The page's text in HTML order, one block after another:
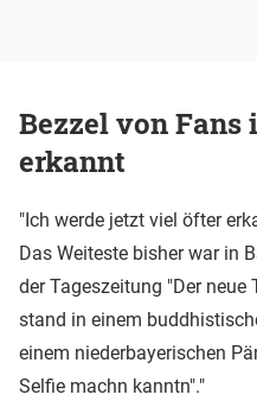
Bezzel von Fans
erkannt
"Ich werde jetzt viel öfter
Das Weiteste bisher war in
der Tageszeitung "Der
stand in einem
einem niederbayerischen
Selfie machn kanntn"."